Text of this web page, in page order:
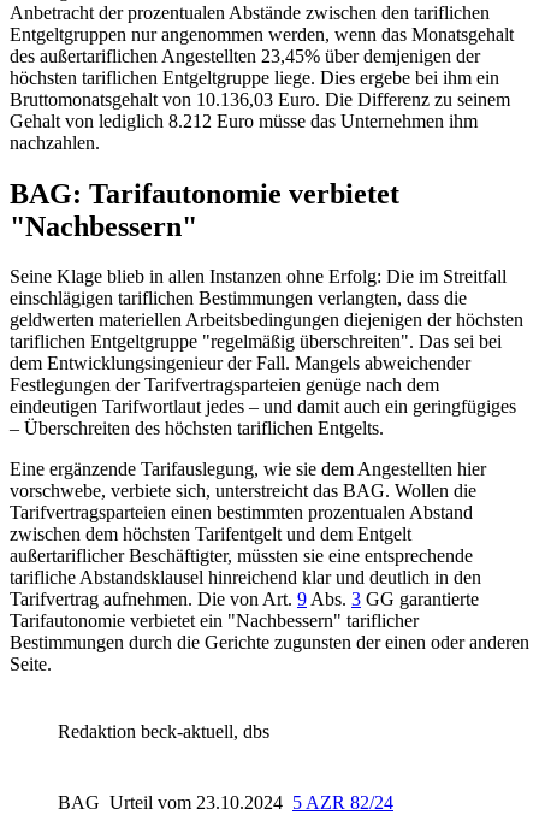
Anbetracht der prozentualen Abstände zwischen den tariflichen
Entgeltgruppen nur angenommen werden, wenn das Monatsgehalt
des außertariflichen Angestellten 23,45% über demjenigen der
höchsten tariflichen Entgeltgruppe liege. Dies ergebe bei ihm ein
Bruttomonatsgehalt von 10.136,03 Euro. Die Differenz zu seinem
Gehalt von lediglich 8.212 Euro müsse das Unternehmen ihm
nachzahlen.
BAG: Tarifautonomie verbietet
"Nachbessern"
Seine Klage blieb in allen Instanzen ohne Erfolg: Die im Streitfall
einschlägigen tariflichen Bestimmungen verlangten, dass die
geldwerten materiellen Arbeitsbedingungen diejenigen der höchsten
tariflichen Entgeltgruppe "regelmäßig überschreiten". Das sei bei
dem Entwicklungsingenieur der Fall. Mangels abweichender
Festlegungen der Tarifvertragsparteien genüge nach dem
eindeutigen Tarifwortlaut jedes – und damit auch ein geringfügiges
– Überschreiten des höchsten tariflichen Entgelts.
Eine ergänzende Tarifauslegung, wie sie dem Angestellten hier
vorschwebe, verbiete sich, unterstreicht das BAG. Wollen die
Tarifvertragsparteien einen bestimmten prozentualen Abstand
zwischen dem höchsten Tarifentgelt und dem Entgelt
außertariflicher Beschäftigter, müssten sie eine entsprechende
tarifliche Abstandsklausel hinreichend klar und deutlich in den
Tarifvertrag aufnehmen. Die vonArt. 9Abs. 3 GG garantierte
Tarifautonomie verbietet ein "Nachbessern" tariflicher
Bestimmungen durch die Gerichte zugunsten der einen oder anderen
Seite.
Redaktion beck-aktuell, dbs
BAG Urteil vom 23.10.2024 5 AZR 82/24